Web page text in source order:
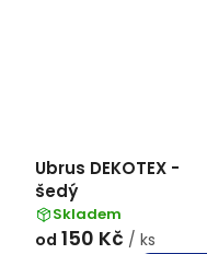
Ubrus DEKOTEX -
šedý
Skladem
od 150 Kč / ks